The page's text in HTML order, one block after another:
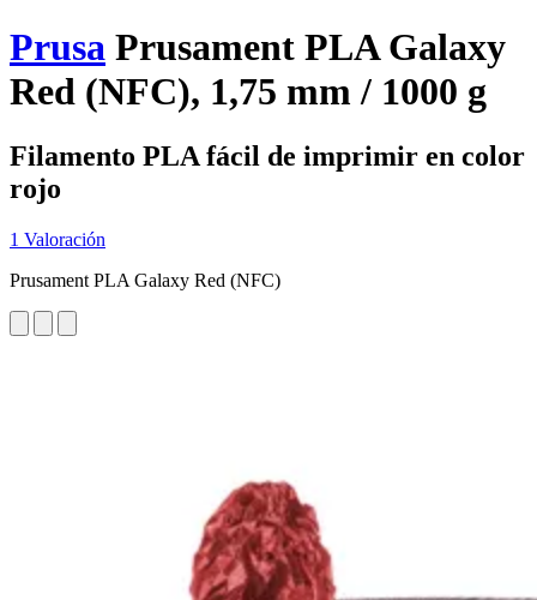
Prusa Prusament PLA Galaxy
Red (NFC), 1,75 mm / 1000 g
Filamento PLA fácil de imprimir en color
rojo
1 Valoración
Prusament PLA Galaxy Red (NFC)